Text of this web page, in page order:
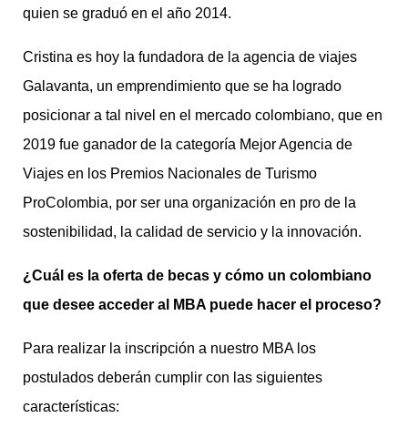
quien se graduó en el año 2014.
Cristina es hoy la fundadora de la agencia de viajes
Galavanta, un emprendimiento que se ha logrado
posicionar a tal nivel en el mercado colombiano, que en
2019 fue ganador de la categoría Mejor Agencia de
Viajes en los Premios Nacionales de Turismo
ProColombia, por ser una organización en pro de la
sostenibilidad, la calidad de servicio y la innovación.
¿Cuál es la oferta de becas y cómo un colombiano
que desee acceder al MBA puede hacer el proceso?
Para realizar la inscripción a nuestro MBA los
postulados deberán cumplir con las siguientes
características: